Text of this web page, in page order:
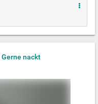
M
h
r
Gerne nackt